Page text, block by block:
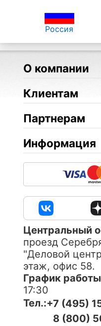
Россия
О компании
Клиентам
Партнерам
Информация
Центральный
проезд
"Деловой
этаж, офис 58.
График
17:30
Тел.:+7 (495)
8 (800)